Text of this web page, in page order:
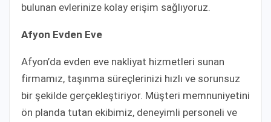
bulunan evlerinize kolay erişim sağlıyoruz.
Afyon Evden Eve
Afyon’da evden eve nakliyat hizmetleri sunan
firmamız, taşınma süreçlerinizi hızlı ve sorunsuz
bir şekilde gerçekleştiriyor. Müşteri memnuniyetini
ön planda tutan ekibimiz, deneyimli personeli ve